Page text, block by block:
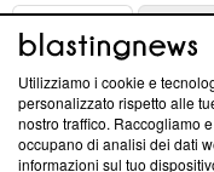
ABOUT
Questa sezione offre
News, sui nostri
creare news di qualità.
Utilizziamo i cookie e
personalizzato rispetto alle
nostro traffico. Raccogliamo
occupano di analisi dei dati
informazioni sul tuo